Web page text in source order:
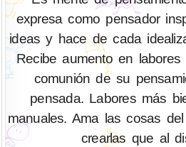
expresa como pensador
ideas y hace de cada
Recibe aumento en
comunión de su
pensada. Labores más
manuales. Ama las cosas
crearlas que al